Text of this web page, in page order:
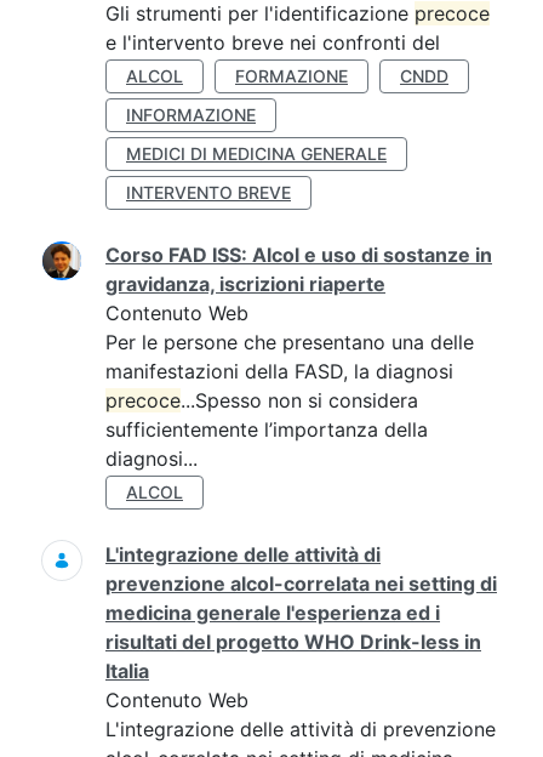
Gli strumenti per l'identificazione precoce
e l'intervento breve nei confronti del
ALCOL FORMAZIONE
CNDD
INFORMAZIONE
MEDICI DI MEDICINA GENERALE
INTERVENTO BREVE
Corso FAD ISS: Alcol e uso di sostanze in
gravidanza, iscrizioni riaperte
Contenuto Web
Per le persone che presentano una delle
manifestazioni della FASD, la diagnosi
precoce...Spesso non si considera
sufficientemente l’importanza della
diagnosi...
ALCOL
L'integrazione delle attività di
prevenzione alcol-correlata nei setting di
medicina generale l'esperienza ed i
risultati del progetto WHO Drink-less in
Italia
Contenuto Web
L'integrazione delle attività di prevenzione